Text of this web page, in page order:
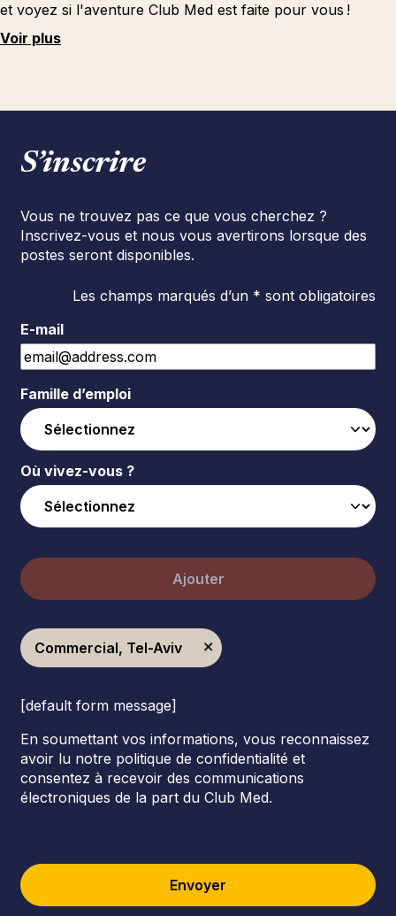
et voyez si l'aventure Club Med est faite pour vous !
Voir plus
S’inscrire
Vous ne trouvez pas ce que vous cherchez ?
Inscrivez-vous et nous vous avertirons lorsque des
postes seront disponibles.
Les champs marqués d’un * sont obligatoires
E-mail
Famille d’emploi
Où vivez-vous ?
Ajouter
Commercial, Tel-Aviv
[default form message]
En soumettant vos informations, vous reconnaissez
avoir lu notre politique de confidentialité et
consentez à recevoir des communications
électroniques de la part du Club Med.
Envoyer